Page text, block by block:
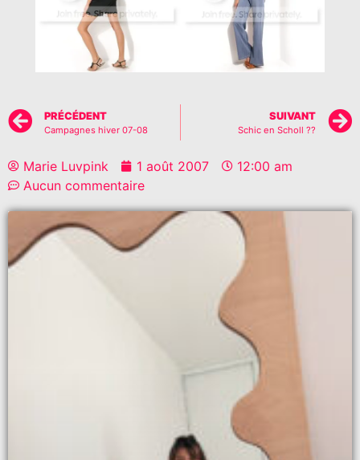
PRÉCÉDENT
Campagnes hiver 07-08
SUIVANT
Schic en Scholl ??
Marie Luvpink 1 août 2007
12:00 am
Aucun commentaire